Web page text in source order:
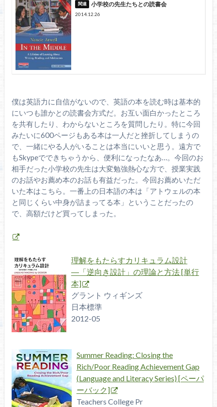
小学校の先生たちとの読書会
2014.12.26
僕は英語力に自信がないので、英語の本を読む時は基本的
にいつも誰かとの読書会方式だ。お互い面白かったところ
を共有したり、わからないところを質問したり。特に今回
みたいに600ページもある本は一人だと挫折してしまうの
で、一緒にやる人がいることは本当にいいと思う。遠方で
もSkypeでできちゃうから、便利になったなあ…。今回のお
相手だった小学校の先生は大変勉強熱心な方で、授業実践
のお話やお薦め本のお話も有益だった。今回お薦めいただ
いた本はこちら。一番上の日本語の本は「アトウェルの本
と同じくらい中身が詰まってる本」ということだったの
で、高額だけど買ってしまった。
理解をもたらすカリキュラム設計
―「逆向き設計」の理論と方法 [単行
本]
グラント ウィギンズ
日本標準
2012-05
Summer Reading: Closing the
Rich/Poor Reading Achievement Gap
(Language and Literacy Series) [ペーパ
ーバック]
Teachers College Pr